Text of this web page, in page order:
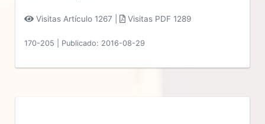
Visitas Artículo 1267 | Visitas PDF 1289
170-205 Publicado: 2016-08-29